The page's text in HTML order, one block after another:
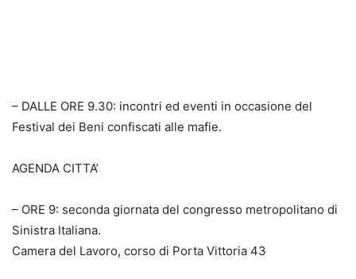
– DALLE ORE 9.30: incontri ed eventi in occasione del
Festival dei Beni confiscati alle mafie.
AGENDA CITTA’
– ORE 9: seconda giornata del congresso metropolitano di
Sinistra Italiana.
Camera del Lavoro, corso di Porta Vittoria 43